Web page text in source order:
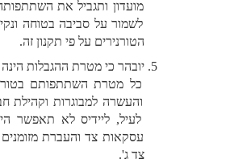
הטורנירים על פי תקנון זה.